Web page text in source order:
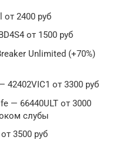
от 2400 руб
от 1500 руб
Unlimited (+70%)
42402VIC1 от 3300 руб
— 66440ULT от 3000
слубы
3500 руб